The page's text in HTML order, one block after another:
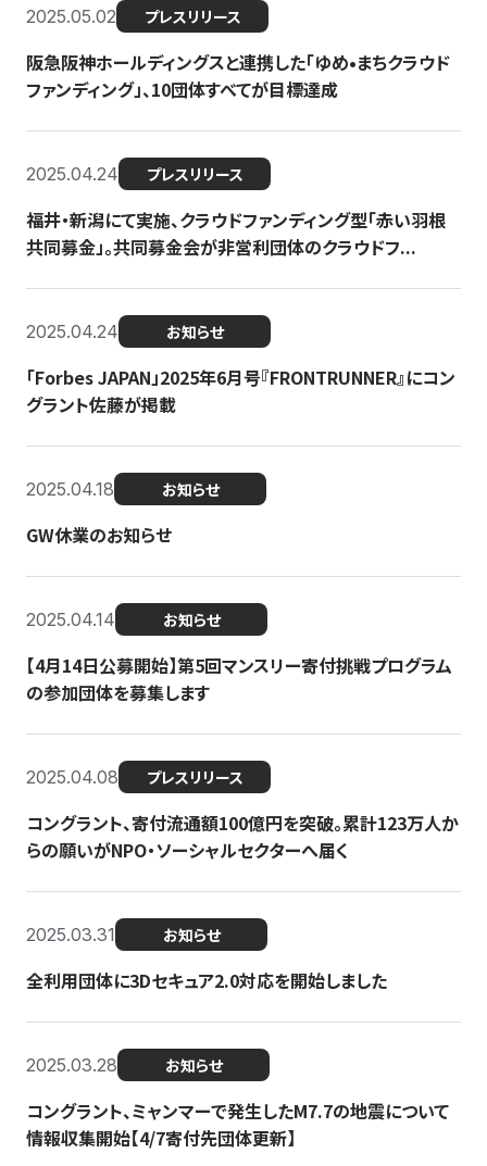
2025.05.02 プレスリリース
阪急阪神ホールディングスと連携した「ゆめ•まちクラウド
ファンディング」、10団体すべてが目標達成
2025.04.24 プレスリリース
福井・新潟にて実施、クラウドファンディング型「赤い羽根
共同募金」。共同募金会が非営利団体のクラウドフ...
2025.04.24 お知らせ
「Forbes JAPAN」2025年6月号『FRONTRUNNER』にコン
グラント佐藤が掲載
2025.04.18 お知らせ
GW休業のお知らせ
2025.04.14 お知らせ
【4月14日公募開始】第5回マンスリー寄付挑戦プログラム
の参加団体を募集します
2025.04.08 プレスリリース
コングラント、寄付流通額100億円を突破。累計123万人か
らの願いがNPO・ソーシャルセクターへ届く
2025.03.31 お知らせ
全利用団体に3Dセキュア2.0対応を開始しました
2025.03.28 お知らせ
コングラント、ミャンマーで発生したM7.7の地震について
情報収集開始【4/7寄付先団体更新】